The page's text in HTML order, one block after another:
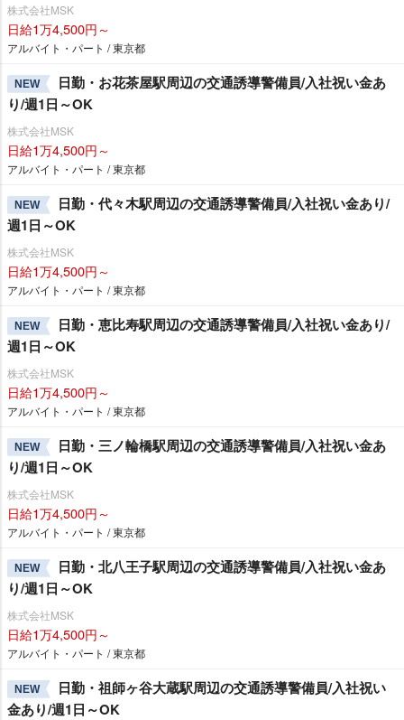
株式会社MSK
日給1万4,500円～
アルバイト・パート / 東京都
NEW
日勤・お花茶屋駅周辺の交通誘導警備員/入社祝い金あ
り/週1日～OK
株式会社MSK
日給1万4,500円～
アルバイト・パート / 東京都
NEW
日勤・代々木駅周辺の交通誘導警備員/入社祝い金あり/
週1日～OK
株式会社MSK
日給1万4,500円～
アルバイト・パート / 東京都
NEW
日勤・恵比寿駅周辺の交通誘導警備員/入社祝い金あり/
週1日～OK
株式会社MSK
日給1万4,500円～
アルバイト・パート / 東京都
NEW
日勤・三ノ輪橋駅周辺の交通誘導警備員/入社祝い金あ
り/週1日～OK
株式会社MSK
日給1万4,500円～
アルバイト・パート / 東京都
NEW
日勤・北八王子駅周辺の交通誘導警備員/入社祝い金あ
り/週1日～OK
株式会社MSK
日給1万4,500円～
アルバイト・パート / 東京都
NEW
日勤・祖師ヶ谷大蔵駅周辺の交通誘導警備員/入社祝い
金あり/週1日～OK